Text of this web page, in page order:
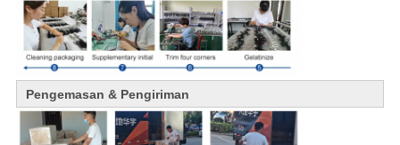
Pengemasan & Pengiriman